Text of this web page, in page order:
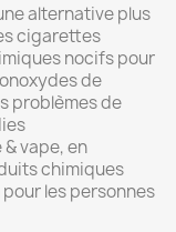
alternative plus
cigarettes
nocifs pour
de
problèmes de
vape, en
chimiques
les personnes